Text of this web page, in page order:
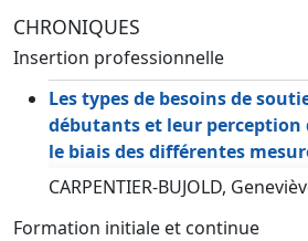
CHRONIQUES
Insertion professionnelle
Les types de besoins de
débutants et leur perception
le biais des différentes
CARPENTIER-BUJOLD,
Formation initiale et continue